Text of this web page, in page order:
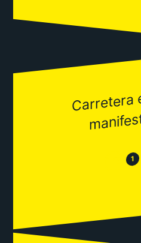
Carretera
😒 1